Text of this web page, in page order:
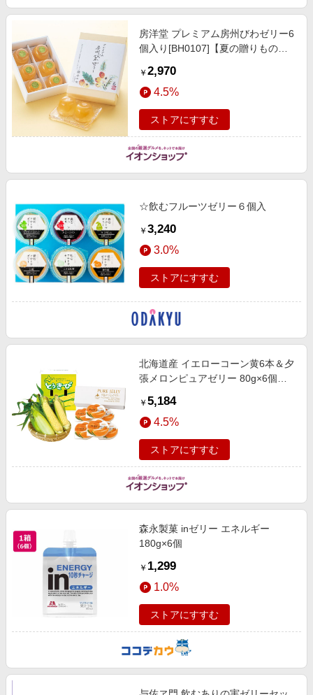
房洋堂 プレミアム房州びわゼリー6
個入り[BH0107]【夏の贈りもの・
￥ 2,970
4.5%
ストアにすすむ
☆飲むフルーツゼリー６個入
￥ 3,240
3.0%
ストアにすすむ
北海道産 イエローコーン黄6本＆夕
張メロンピュアゼリー 80g×6個
【MK】 果物・野菜【季節の贈り物
＆ご褒美ギフト】
￥ 5,184
4.5%
ストアにすすむ
森永製菓 inゼリー エネルギー
180g×6個
￥ 1,299
1.0%
ストアにすすむ